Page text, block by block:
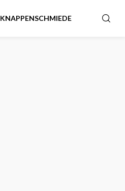
KNAPPENSCHMIEDE